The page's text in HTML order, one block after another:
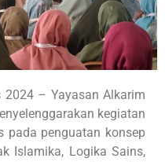
2024 – Yayasan Alkarim
kegiatan
pada penguatan konsep
Islamika, Logika Sains,